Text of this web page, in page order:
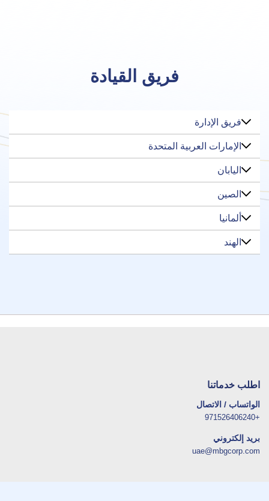
فريق القيادة
فريق الإدارة
الإمارات العربية المتحدة
اليابان
الصين
ألمانيا
الهند
اطلب خدماتنا
الواتساب / الاتصال
+971526406240
بريد إلكتروني
uae@mbgcorp.com